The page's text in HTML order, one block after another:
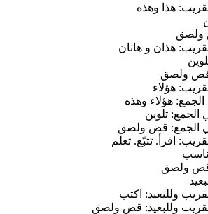
هذا وهذه
ولصق
هذان و هاتان
قص ولصق
هؤلاء
هؤلاء وهذه
الجمع: تلوين
الجمع: قص ولصق
اقرأ. تتبّع. تعلم
قص ولصق
وللبعيد: اكتب
وللبعيد: قص ولصق